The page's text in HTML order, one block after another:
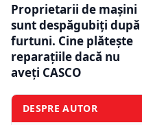
Proprietarii de mașini
sunt despăgubiți după
furtuni. Cine plătește
reparațiile dacă nu
aveți CASCO
DESPRE AUTOR